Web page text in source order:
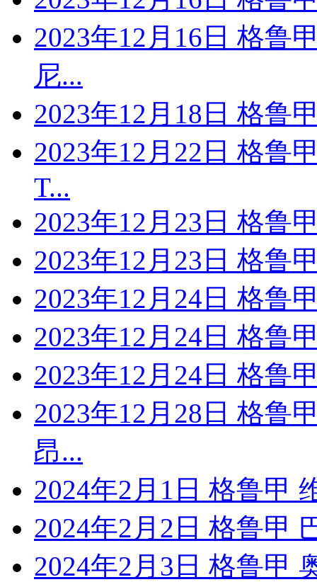
2023年12月16日 格鲁
尼...
2023年12月18日 格鲁
2023年12月22日 格鲁
T...
2023年12月23日 格鲁
2023年12月23日 格鲁
2023年12月24日 格鲁
2023年12月24日 格鲁
2023年12月24日 格鲁
2023年12月28日 格鲁
昂...
2024年2月1日 格鲁甲
2024年2月2日 格鲁甲
2024年2月3日 格鲁甲